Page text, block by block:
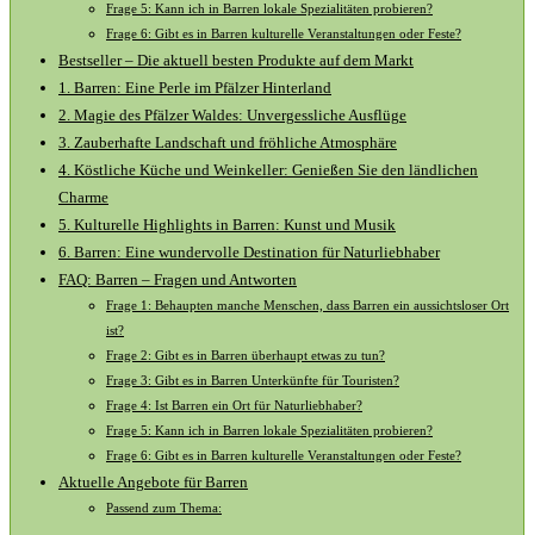
Frage 5: Kann ich in Barren lokale Spezialitäten probieren?
Frage 6: Gibt es in Barren kulturelle Veranstaltungen oder Feste?
Bestseller – Die aktuell ⁣besten⁤ Produkte auf dem Markt
1. Barren: Eine Perle ​im Pfälzer⁤ Hinterland
2. Magie des Pfälzer Waldes: Unvergessliche Ausflüge
3. Zauberhafte Landschaft⁢ und fröhliche⁤ Atmosphäre
4. Köstliche Küche und Weinkeller:⁢ Genießen Sie den ländlichen
Charme
5. Kulturelle ⁢Highlights in ‌Barren: Kunst und Musik
6. ‌Barren: ‍Eine wundervolle Destination für Naturliebhaber
FAQ: Barren – Fragen und Antworten
Frage 1: Behaupten manche Menschen, dass Barren ein aussichtsloser Ort
ist?
Frage 2: Gibt es in Barren überhaupt etwas zu tun?
Frage 3: Gibt es in Barren Unterkünfte für Touristen?
Frage 4: Ist Barren ein Ort für Naturliebhaber?
Frage 5: Kann ich in Barren lokale Spezialitäten probieren?
Frage 6: Gibt es in Barren kulturelle Veranstaltungen oder Feste?
Aktuelle Angebote für‌ Barren
Passend zum Thema: